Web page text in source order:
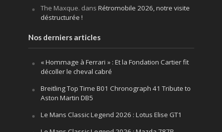
The Maxque. dans Rétromobile 2026, notre visite
déstructurée !
Nos derniers articles
« Hommage à Ferrari » : Et la Fondation Cartier fit
décoller le cheval cabré
Breitling Top Time B01 Chronograph 41 Tribute to
Aston Martin DB5
Le Mans Classic Legend 2026 : Lotus Elise GT1